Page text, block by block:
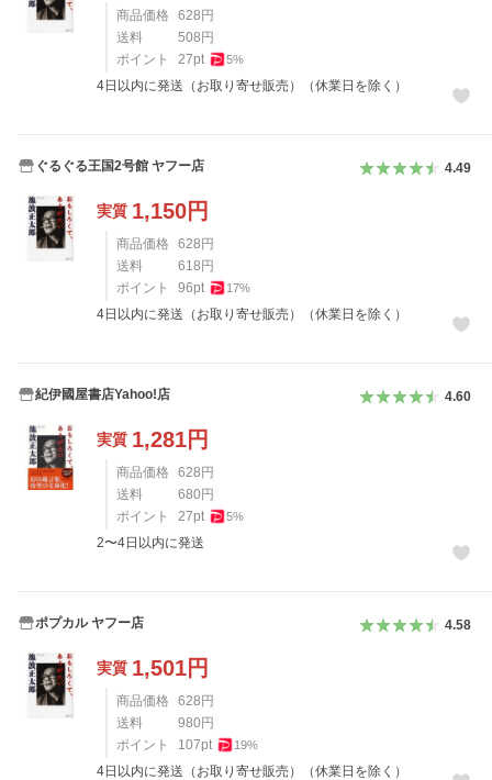
商品価格 628 円
送料
508 円
ポイント
27pt 5%
4日以内に発送（お取り寄せ販売）（休業日を除く）
ぐるぐる王国2号館 ヤフー店 4.49
実質 1,150円
商品価格 628 円
送料
618 円
ポイント
96pt 17%
4日以内に発送（お取り寄せ販売）（休業日を除く）
紀伊國屋書店Yahoo!店 4.60
実質 1,281円
商品価格 628 円
送料
680 円
ポイント
27pt 5%
2〜4日以内に発送
ポプカル ヤフー店 4.58
実質 1,501円
商品価格 628 円
送料
980 円
ポイント
107pt 19%
4日以内に発送（お取り寄せ販売）（休業日を除く）